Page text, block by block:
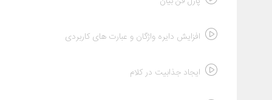
افزایش دایره واژگان و عبارت های کاربردی
ایجاد جذابیت در کلام